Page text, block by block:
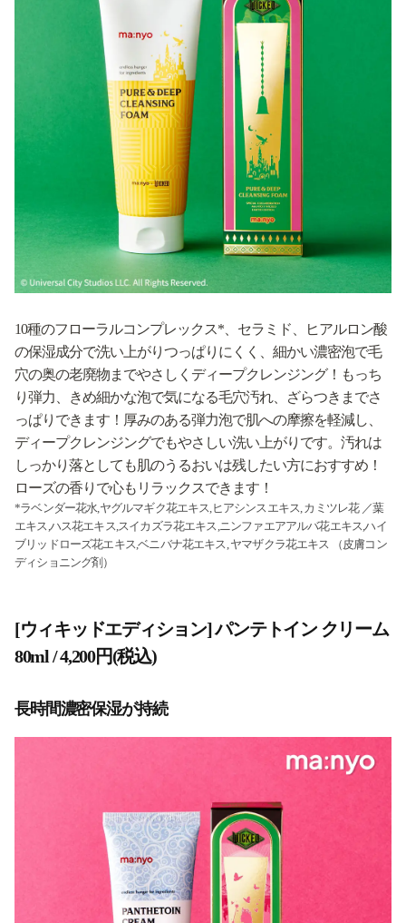
10種のフローラルコンプレックス*、セラミド、ヒアルロン酸
の保湿成分で洗い上がりつっぱりにくく、細かい濃密泡で毛
穴の奥の老廃物までやさしくディープクレンジング！もっち
り弾力、きめ細かな泡で気になる毛穴汚れ、ざらつきまでさ
っぱりできます！厚みのある弾力泡で肌への摩擦を軽減し、
ディープクレンジングでもやさしい洗い上がりです。汚れは
しっかり落としても肌のうるおいは残したい方におすすめ！
ローズの香りで心もリラックスできます！
*ラベンダー花水,ヤグルマギク花エキス,ヒアシンスエキス, カミツレ花 ／葉
エキス,ハス花エキス,スイカズラ花エキス,ニンファエアアルバ花エキス,ハイ
ブリッドローズ花エキス,ベニバナ花エキス, ヤマザクラ花エキス （皮膚コン
ディショニング剤）
[ウィキッドエディション] パンテトイン クリーム
80ml / 4,200円(税込)
長時間濃密保湿が持続